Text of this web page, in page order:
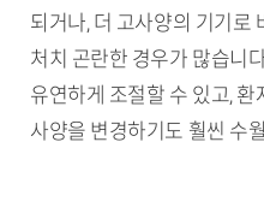
되거나, 더 고사양의 기기로
처치 곤란한 경우가 많습니
유연하게 조절할 수 있고, 환
사양을 변경하기도 훨씬 수